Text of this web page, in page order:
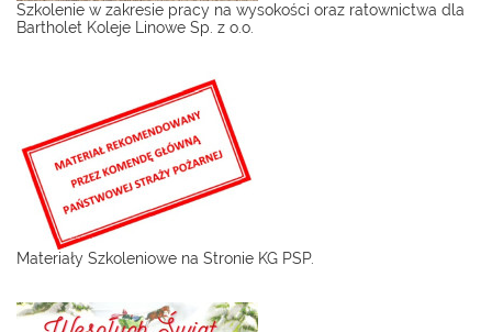
Szkolenie w zakresie pracy na wysokości oraz ratownictwa dla
Bartholet Koleje Linowe Sp. z o.o.
Materiały Szkoleniowe na Stronie KG PSP.